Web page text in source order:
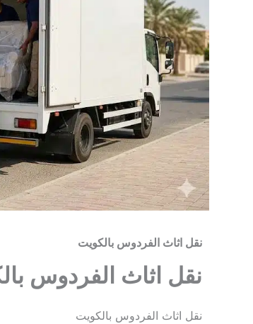
نقل اثاث الفردوس بالكويت
نقل اثاث الفردوس
نقل اثاث الفردوس بالكويت